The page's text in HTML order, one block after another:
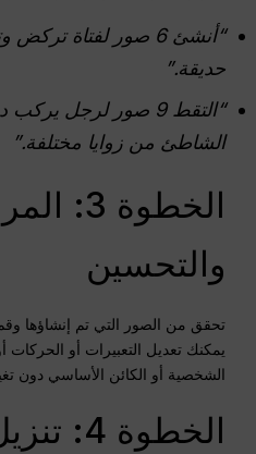
“أنشئ 6 صور لفتاة
حديقة.”
“التقط 9 صور لرجل
الشاطئ من زوايا مختلفة.”
الخطوة 3:
والتحسين
تحقق من الصور التي تم إنشاؤها
يمكنك تعديل التعبيرات أو
الشخصية أو الكائن الأساسي دون
الخطوة 4: تنزيل أو مشاركة